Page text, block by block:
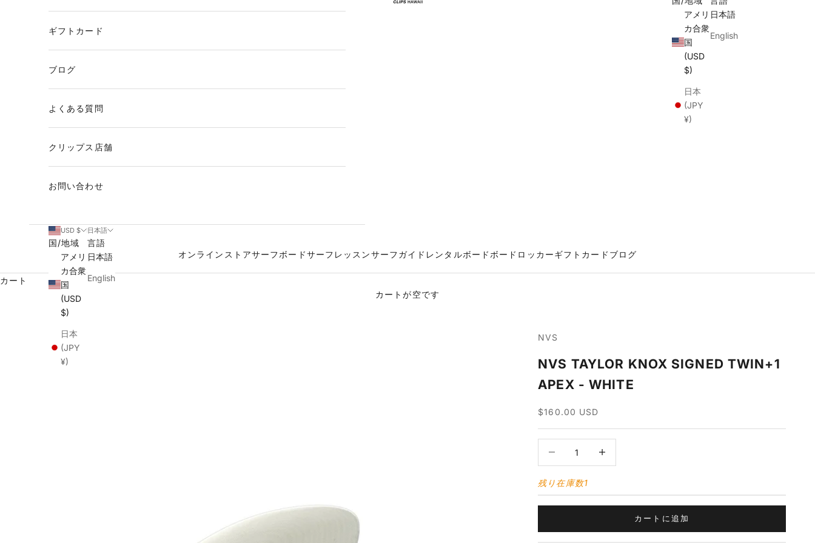
オンラインストアサーフボードサーフレッスンサーフガイド レンタルボード ボードロッカーギフトカード ブログ
アメリ
カ合衆
国
(USD
$)
日本
(JPY
¥)
日本語
English
ギフトカード
ブログ
よくある質問
クリップス店舗
お問い合わせ
USD $
国/地域
アメリ
カ合衆
国
(USD
$)
日本
(JPY
¥)
日本語
言語
日本語
English
カート
カートが空です
NVS
NVS TAYLOR KNOX SIGNED TWIN+1
APEX - WHITE
セール価格
$160.00 USD
残り在庫数1
カートに追加